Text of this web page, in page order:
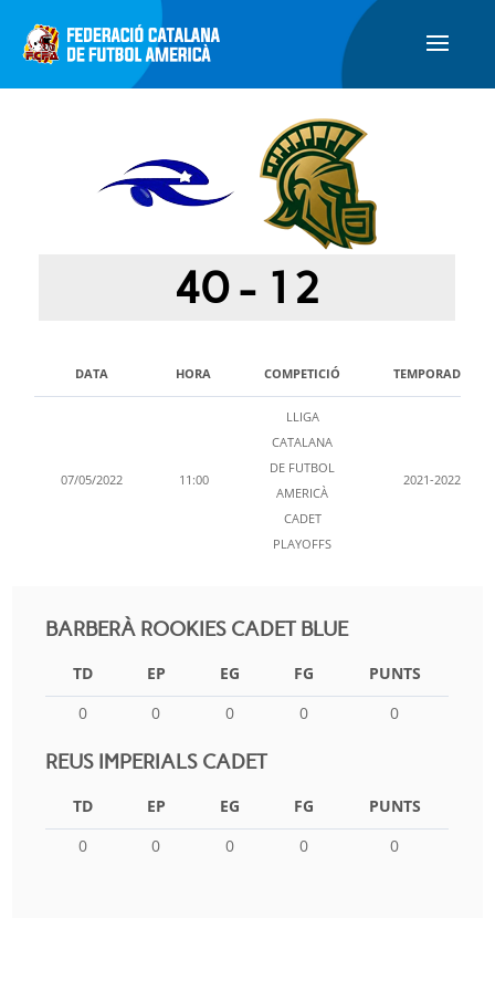
40- 12
DATA HORA COMPETICIÓ TEMPORADA
07/05/2022 11:00
LLIGA
CATALANA
DE FUTBOL
AMERICÀ
CADET
PLAYOFFS
2021-2022
BARBERÀ ROOKIES CADET BLUE
TD EP EG FG
PUNTS
0
0 0 0 0
REUS IMPERIALS CADET
TD EP EG FG
PUNTS
0
0 0 0 0